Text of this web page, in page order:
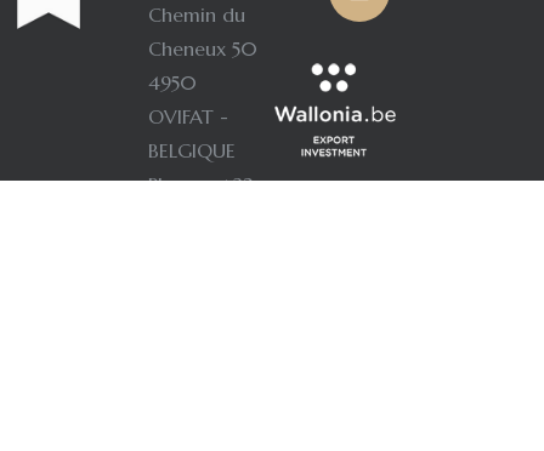
Chemin du
Cheneux 50
4950
OVIFAT -
BELGIQUE
Phone : +32